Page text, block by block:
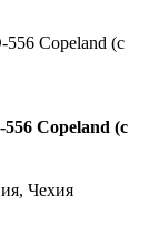
Copeland (с